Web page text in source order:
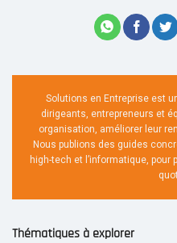
Solutions en Entreprise est
dirigeants, entrepreneurs et
organisation, améliorer leur
Nous publions des guides
high-tech et l’informatique,
Thématiques à explorer